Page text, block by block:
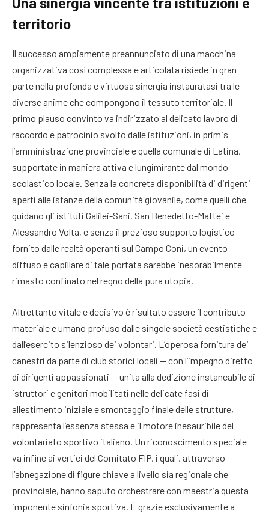
territorio
Il successo ampiamente preannunciato di una macchina
organizzativa così complessa e articolata risiede in gran
parte nella profonda e virtuosa sinergia instauratasi tra le
diverse anime che compongono il tessuto territoriale. Il
primo plauso convinto va indirizzato al delicato lavoro di
raccordo e patrocinio svolto dalle istituzioni, in primis
l’amministrazione provinciale e quella comunale di Latina,
supportate in maniera attiva e lungimirante dal mondo
scolastico locale. Senza la concreta disponibilità di dirigenti
aperti alle istanze della comunità giovanile, come quelli che
guidano gli istituti Galilei-Sani, San Benedetto-Mattei e
Alessandro Volta, e senza il prezioso supporto logistico
fornito dalle realtà operanti sul Campo Coni, un evento
diffuso e capillare di tale portata sarebbe inesorabilmente
rimasto confinato nel regno della pura utopia.
Altrettanto vitale e decisivo è risultato essere il contributo
materiale e umano profuso dalle singole società cestistiche e
dall’esercito silenzioso dei volontari. L’operosa fornitura dei
canestri da parte di club storici locali — con l’impegno diretto
di dirigenti appassionati — unita alla dedizione instancabile di
istruttori e genitori mobilitati nelle delicate fasi di
allestimento iniziale e smontaggio finale delle strutture,
rappresenta l’essenza stessa e il motore inesauribile del
volontariato sportivo italiano. Un riconoscimento speciale
va infine ai vertici del Comitato FIP, i quali, attraverso
l’abnegazione di figure chiave a livello sia regionale che
provinciale, hanno saputo orchestrare con maestria questa
imponente sinfonia sportiva. È grazie esclusivamente a